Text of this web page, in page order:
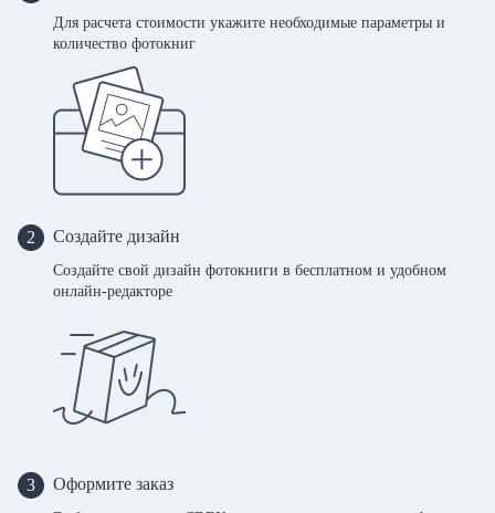
Для расчета стоимости укажите необходимые параметры и
количество фотокниг
2 Создайте дизайн
Создайте свой дизайн фотокниги в бесплатном и удобном
онлайн-редакторе
3 Оформите заказ